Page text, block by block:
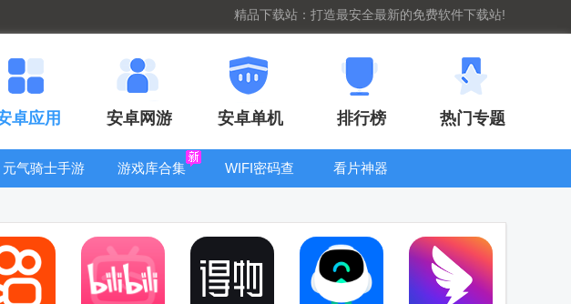
精品下载站：打造最安全最新的免费软件下载站!
卓应用 安卓网游 安卓单机 排行榜 热门专题
元气骑士手游
游戏库合集
WIFI密码查
看片神器
全